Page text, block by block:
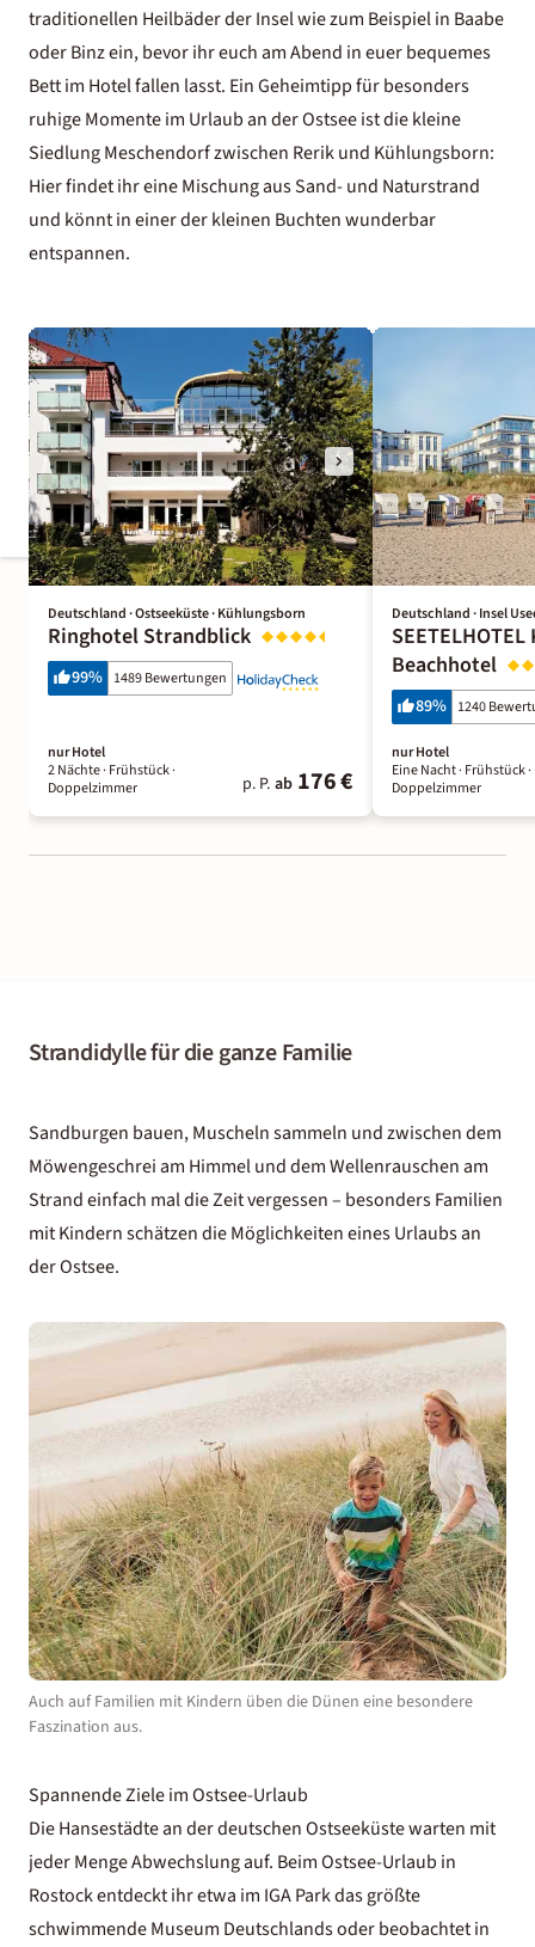
traditionellen Heilbäder der Insel wie zum Beispiel in Baabe
oder Binz ein, bevor ihr euch am Abend in euer bequemes
Bett im Hotel fallen lasst. Ein Geheimtipp für besonders
ruhige Momente im Urlaub an der Ostsee ist die kleine
Siedlung Meschendorf zwischen Rerik und Kühlungsborn:
Hier findet ihr eine Mischung aus Sand- und Naturstrand
und könnt in einer der kleinen Buchten wunderbar
entspannen.
Deutschland · Ostseeküste · Kühlungsborn
Ringhotel Strandblick
99% 1489 Bewertungen
nur Hotel
2 Nächte· Frühstück·
Doppelzimmer
p. P. ab 176 €
Deutschland · Insel
Beachhotel
89% 1240
nur Hotel
Eine Nacht· Frühstück·
Doppelzimmer
Strandidylle für die ganze Familie
Sandburgen bauen, Muscheln sammeln und zwischen dem
Möwengeschrei am Himmel und dem Wellenrauschen am
Strand einfach mal die Zeit vergessen – besonders Familien
mit Kindern schätzen die Möglichkeiten eines Urlaubs an
der Ostsee.
Auch auf Familien mit Kindern üben die Dünen eine besondere
Faszination aus.
Spannende Ziele im Ostsee-Urlaub
Die Hansestädte an der deutschen Ostseeküste warten mit
jeder Menge Abwechslung auf. Beim Ostsee-Urlaub in
Rostock entdeckt ihr etwa im IGA Park das größte
schwimmende Museum Deutschlands oder beobachtet in